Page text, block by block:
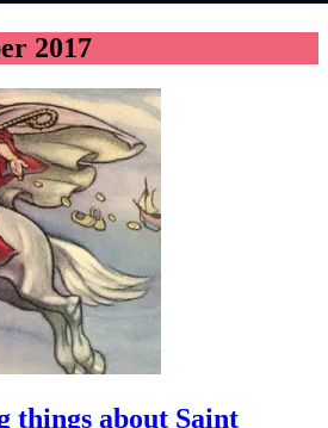
2017
things about Saint